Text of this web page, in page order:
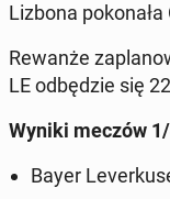
Lizbona
Rewanże
LE od­bę­dzie się
Wyniki meczów
Bayer